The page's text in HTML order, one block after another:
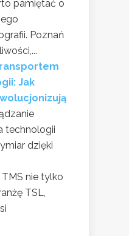
pamiętać o
Poznań
Jak
technologii
dzięki
nie tylko
TSL,